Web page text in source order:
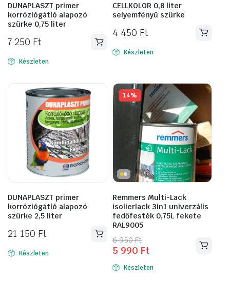
DUNAPLASZT primer
korróziógátló alapozó
szürke 0,75 liter
7 250 Ft
Készleten
CELLKOLOR 0,8 liter
selyemfényű szürke
4 450 Ft
Készleten
DUNAPLASZT primer
korróziógátló alapozó
szürke 2,5 liter
21 150 Ft
Készleten
14%
Remmers Multi-Lack
isolierlack 3in1 univerzális
fedőfesték 0,75L fekete
RAL9005
6 950Ft
Original
price
was:
5 990 Ft
Current
price
is: Készleten